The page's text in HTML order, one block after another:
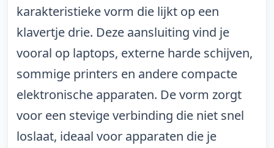
karakteristieke vorm die lijkt op een
klavertje drie. Deze aansluiting vind je
vooral op laptops, externe harde schijven,
sommige printers en andere compacte
elektronische apparaten. De vorm zorgt
voor een stevige verbinding die niet snel
loslaat, ideaal voor apparaten die je